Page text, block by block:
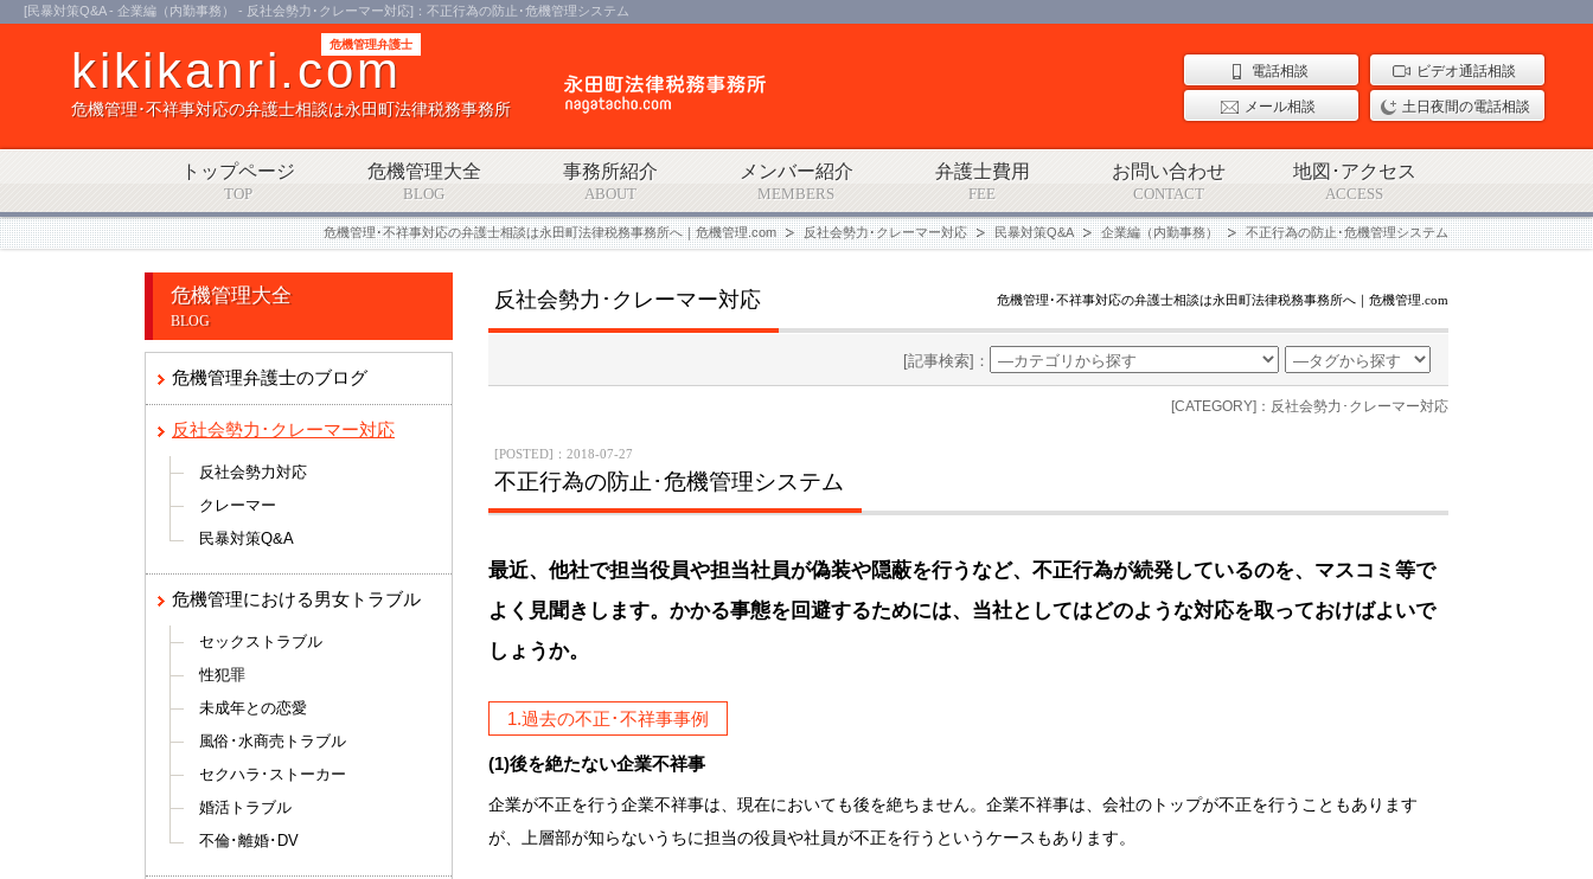
kikikanri.com
危機管理･不祥事対応の弁護士相談は永田町法律税務事務所
危機管理弁護士
[民暴対策Q&A - 企業編（内勤事務） - 反社会勢力･クレーマー対応]：不正行為の防止･危機管理システム
電話相談 ビデオ通話相談
メール相談 土日夜間の電話相談
トップページ
TOP
危機管理大全
BLOG
事務所紹介
ABOUT
メンバー紹介
MEMBERS
弁護士費用
FEE
お問い合わせ
CONTACT
地図･アクセス
ACCESS
危機管理･不祥事対応の弁護士相談は永田町法律税務事務所へ｜危機管理.com 反社会勢力･クレーマー対応 民暴対策Q&A 企業編（内勤事務） 不正行為の防止･危機管理システム
反社会勢力･クレーマー対応 危機管理･不祥事対応の弁護士相談は永田町法律税務事務所へ｜危機管理.com
[記事検索]：
[CATEGORY]：反社会勢力･クレーマー対応
不正行為の防止･危機管理システム
[POSTED]：2018-07-27
最近、他社で担当役員や担当社員が偽装や隠蔽を行うなど、不正行為が続発しているのを、マスコミ等で
よく見聞きします。かかる事態を回避するためには、当社としてはどのような対応を取っておけばよいで
しょうか。
1.過去の不正･不祥事事例
(1)後を絶たない企業不祥事
企業が不正を行う企業不祥事は、現在においても後を絶ちません。企業不祥事は、会社のトップが不正を行うこともあります
が、上層部が知らないうちに担当の役員や社員が不正を行うというケースもあります。
危機管理大全
BLOG
危機管理弁護士のブログ
反社会勢力･クレーマー対応
反社会勢力対応
クレーマー
民暴対策Q&A
危機管理における男女トラブル
セックストラブル
性犯罪
未成年との恋愛
風俗･水商売トラブル
セクハラ･ストーカー
婚活トラブル
不倫･離婚･DV